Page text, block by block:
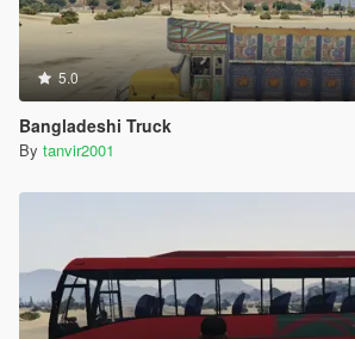
5.0
Bangladeshi Truck
By tanvir2001